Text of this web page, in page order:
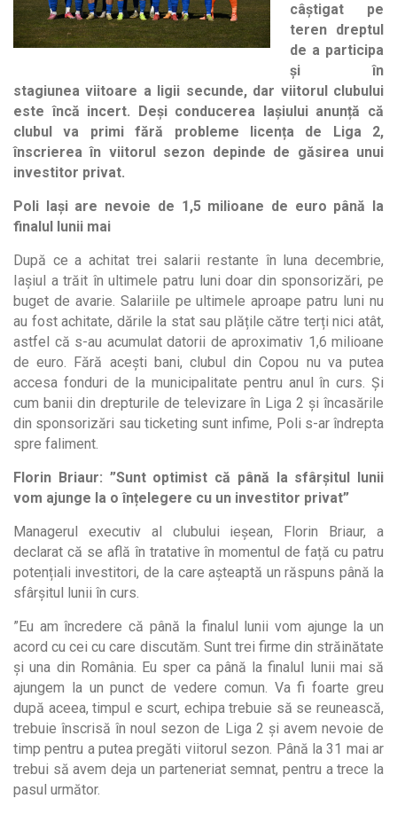
câștigat pe
teren dreptul
de a participa
și în
stagiunea viitoare a ligii secunde, dar viitorul clubului
este încă incert. Deși conducerea Iașiului anunță că
clubul va primi fără probleme licența de Liga 2,
înscrierea în viitorul sezon depinde de găsirea unui
investitor privat.
Poli Iași are nevoie de 1,5 milioane de euro până la
finalul lunii mai
După ce a achitat trei salarii restante în luna decembrie,
Iașiul a trăit în ultimele patru luni doar din sponsorizări, pe
buget de avarie. Salariile pe ultimele aproape patru luni nu
au fost achitate, dările la stat sau plățile către terți nici atât,
astfel că s-au acumulat datorii de aproximativ 1,6 milioane
de euro. Fără acești bani, clubul din Copou nu va putea
accesa fonduri de la municipalitate pentru anul în curs. Și
cum banii din drepturile de televizare în Liga 2 și încasările
din sponsorizări sau ticketing sunt infime, Poli s-ar îndrepta
spre faliment.
Florin Briaur: ”Sunt optimist că până la sfârșitul lunii
vom ajunge la o înțelegere cu un investitor privat”
Managerul executiv al clubului ieșean, Florin Briaur, a
declarat că se află în tratative în momentul de față cu patru
potențiali investitori, de la care așteaptă un răspuns până la
sfârșitul lunii în curs.
”Eu am încredere că până la finalul lunii vom ajunge la un
acord cu cei cu care discutăm. Sunt trei firme din străinătate
și una din România. Eu sper ca până la finalul lunii mai să
ajungem la un punct de vedere comun. Va fi foarte greu
după aceea, timpul e scurt, echipa trebuie să se reunească,
trebuie înscrisă în noul sezon de Liga 2 și avem nevoie de
timp pentru a putea pregăti viitorul sezon. Până la 31 mai ar
trebui să avem deja un parteneriat semnat, pentru a trece la
pasul următor.